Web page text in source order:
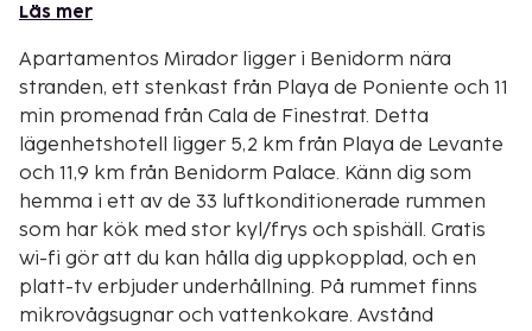
Läs mer
Apartamentos Mirador ligger i Benidorm nära
stranden, ett stenkast från Playa de Poniente och 11
min promenad från Cala de Finestrat. Detta
lägenhetshotell ligger 5,2 km från Playa de Levante
och 11,9 km från Benidorm Palace. Känn dig som
hemma i ett av de 33 luftkonditionerade rummen
som har kök med stor kyl/frys och spishäll. Gratis
wi-fi gör att du kan hålla dig uppkopplad, och en
platt-tv erbjuder underhållning. På rummet finns
mikrovågsugnar och vattenkokare. Avstånd